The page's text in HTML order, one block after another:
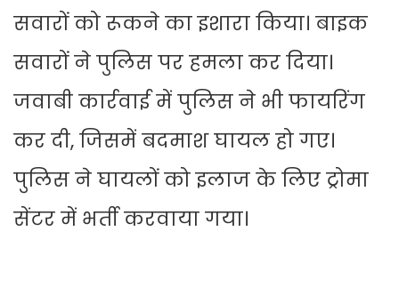
सवारों को रूकने का इशारा किया। बाइक
सवारों ने पुलिस पर हमला कर दिया।
जवाबी कार्रवाई में पुलिस ने भी फायरिंग
कर दी, जिसमें बदमाश घायल हो गए।
पुलिस ने घायलों को इलाज के लिए ट्रोमा
सेंटर में भर्ती करवाया गया।